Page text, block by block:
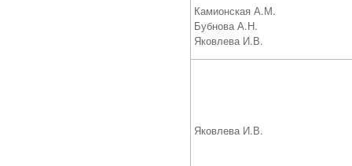
Камионская А.М.
Бубнова А.Н.
Яковлева И.В.
Яковлева И.В.